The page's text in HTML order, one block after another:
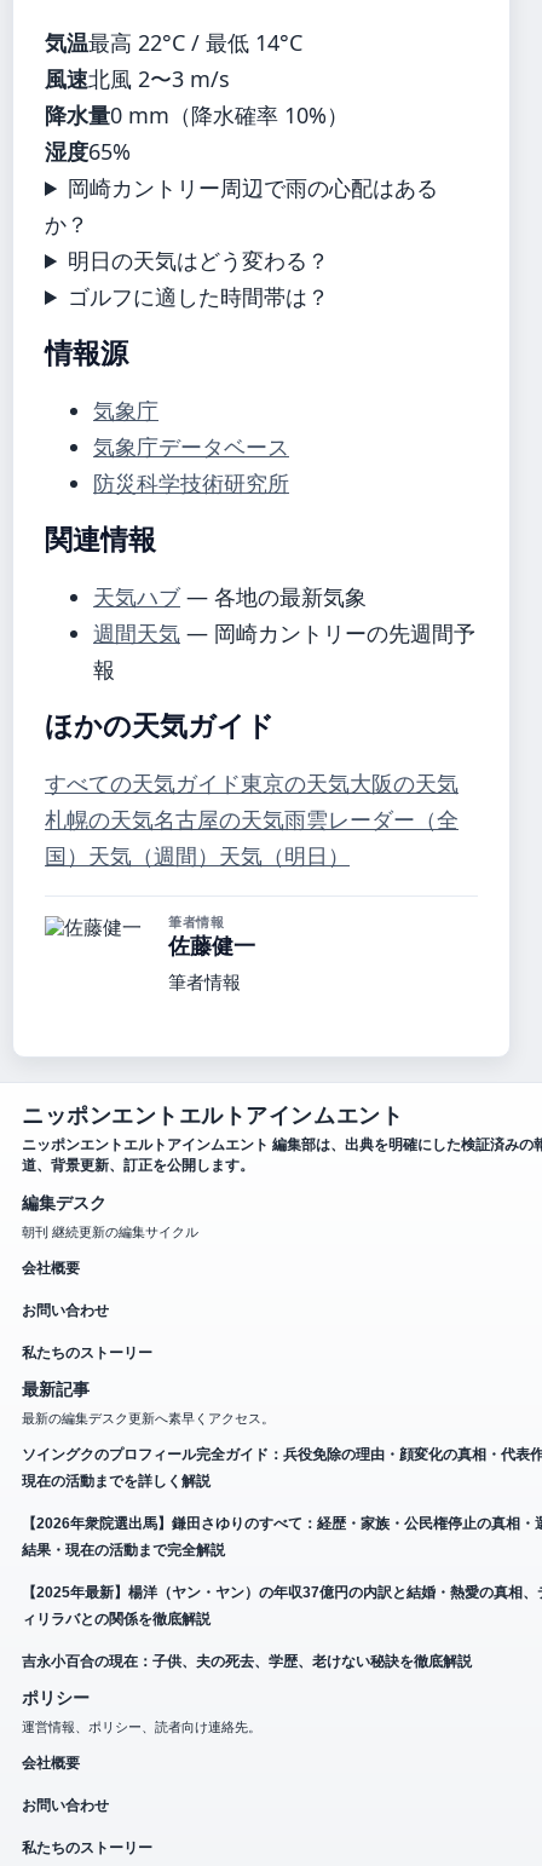
気温最高 22°C / 最低 14°C
風速北風 2〜3 m/s
降水量0 mm（降水確率 10%）
湿度65%
岡崎カントリー周辺で雨の心配はある
か？
明日の天気はどう変わる？
ゴルフに適した時間帯は？
情報源
気象庁
気象庁データベース
防災科学技術研究所
関連情報
天気ハブ— 各地の最新気象
週間天気 — 岡崎カントリーの先週間予
報
ほかの天気ガイド
すべての天気ガイド東京の天気大阪の天気
札幌の天気名古屋の天気雨雲レーダー（全
国） 天気（週間） 天気（明日）
筆者情報
佐藤健一
筆者情報
ニッポンエントエルトアインムエント
ニッポンエントエルトアインムエント 編集部は、出典を明確にした検証済みの
道、背景更新、訂正を公開します。
編集デスク
朝刊 継続更新の編集サイクル
会社概要
お問い合わせ
私たちのストーリー
最新記事
最新の編集デスク更新へ素早くアクセス。
ソイングクのプロフィール完全ガイド：兵役免除の理由・顔変化の真相・代表
現在の活動までを詳しく解説
【2026年衆院選出馬】鎌田さゆりのすべて：経歴・家族・公民権停止の真相・
結果・現在の活動まで完全解説
【2025年最新】楊洋（ヤン・ヤン）の年収37億円の内訳と結婚・熱愛の真相、
ィリラバとの関係を徹底解説
吉永小百合の現在：子供、夫の死去、学歴、老けない秘訣を徹底解説
ポリシー
運営情報、ポリシー、読者向け連絡先。
会社概要
お問い合わせ
私たちのストーリー